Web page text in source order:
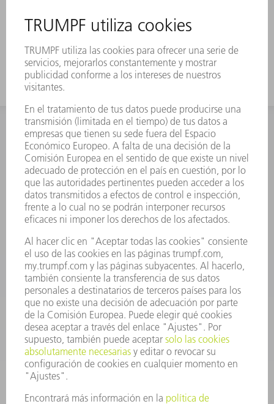
Las modificaciones de los útiles están
INFORMACIÓN
Preguntas más frecuentes
Condiciones generales de venta
CONTACTO
Departamento de Repuestos
+34 91 657 36 70
Viernes de 8h – 17h
repuestos@es.trumpf.com
CONTACTO
Departamento de Utillaje
+34 91 657 36 69
Lunes a Jueves de 8h – 18h
Viernes de 8h – 17h
utillaje@trumpf.com